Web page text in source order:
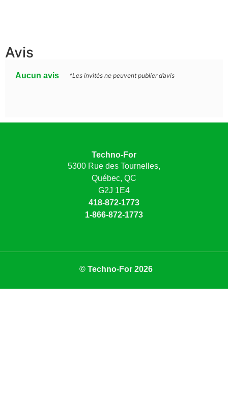
Avis
Aucun avis *Les invités ne peuvent publier d’avis
Techno-For
5300 Rue des Tournelles,
Québec, QC
G2J 1E4
418-872-1773
1-866-872-1773
© Techno-For 2026